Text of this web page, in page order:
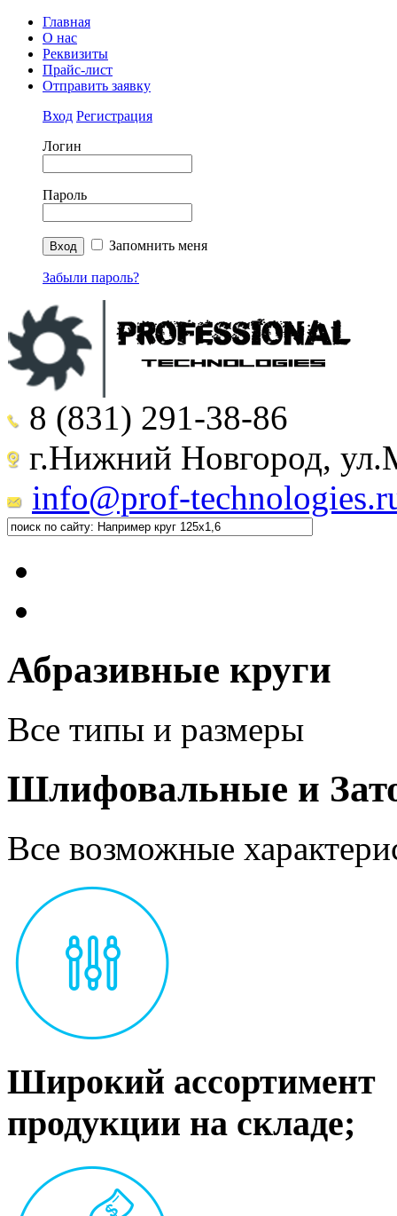
Главная
О нас
Реквизиты
Прайс-лист
Отправить заявку
Вход Регистрация
Логин
Пароль
Запомнить меня
Забыли пароль?
8 (831) 291-38-86
г.Нижний Новгород,
info@prof-
Абразивные круги
Все типы и размеры
Шлифовальные и
Все возможные
Широкий ассортимент
продукции на складе;